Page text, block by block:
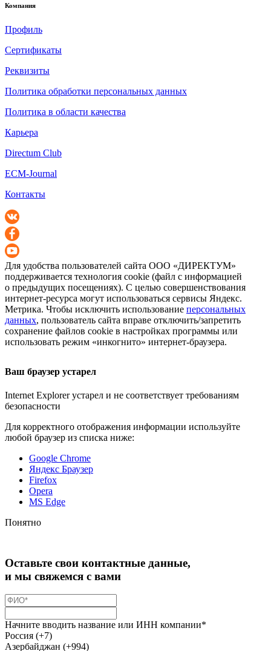
Компания
Профиль
Сертификаты
Реквизиты
Политика обработки персональных данных
Политика в области качества
Карьера
Directum Club
ECM-Journal
Контакты
Для удобства пользователей сайта ООО «ДИРЕКТУМ»
поддерживается технология cookie (файл с информацией
о предыдущих посещениях). С целью совершенствования
интернет-ресурса могут использоваться сервисы Яндекс.
Метрика. Чтобы исключить использование персональных
данных, пользователь сайта вправе отключить/запретить
сохранение файлов cookie в настройках программы или
использовать режим «инкогнито» интернет-браузера.
Ваш браузер устарел
Internet Explorer устарел и не соответствует требованиям
безопасности
Для корректного отображения информации используйте
любой браузер из списка ниже:
Google Chrome
Яндекс Браузер
Firefox
Opera
MS Edge
Понятно
Оставьте свои контактные данные,
и мы свяжемся с вами
Начните вводить название или ИНН компании*
Россия (+7)
Азербайджан (+994)